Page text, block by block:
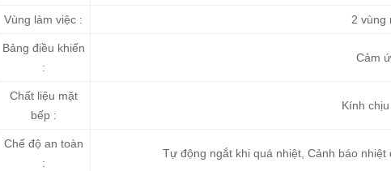
Vùng làm việc : 2 vùng
Bảng điều khiển
:
Cảm
Chất liệu mặt
bếp :
Kính
Chế độ an toàn
:
Tự động ngắt khi quá nhiệt, Cảnh báo